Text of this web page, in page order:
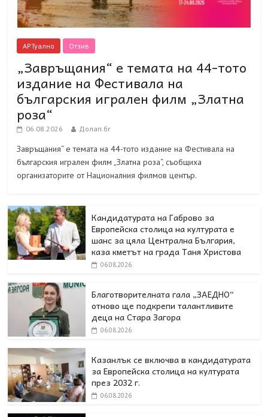
АРТуално Отзив
„Завръщания“ е темата на 44-тото
издание на Фестивала на
българския игрален филм „Златна
роза“
06.08.2026 Долап.бг
Завръщания“ е темата на 44-тото издание на Фестивала на
българския игрален филм „Златна роза“, съобщиха
организаторите от Националния филмов център.
Кандидатурата на Габрово за
Европейска столица на културата е
шанс за цяла Централна България,
каза кметът на града Таня Христова
06.08.2026
Благотворителната гала „ЗАЕДНО“
отново ще подкрепи талантливите
деца на Стара Загора
06.08.2026
Казанлък се включва в кандидатурата
за Европейска столица на културата
през 2032 г.
06.08.2026